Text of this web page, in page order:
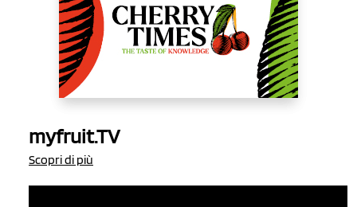
myfruit.TV
Scopri di più